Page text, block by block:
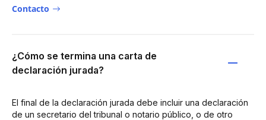
Contacto
¿Cómo se termina una carta de
declaración jurada?
El final de la declaración jurada debe incluir una declaración
de un secretario del tribunal o notario público, o de otro